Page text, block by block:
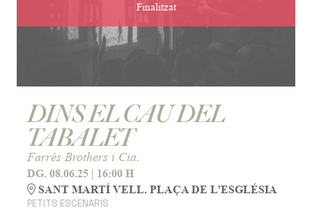
Finalitzat
DINS EL CAU DEL
TABALET
Farrés Brothers i Cia.
DG. 08.06.25 | 16:00 H
SANT MARTÍ VELL. PLAÇA DE L’ESGLÉSIA
PETITS ESCENARIS